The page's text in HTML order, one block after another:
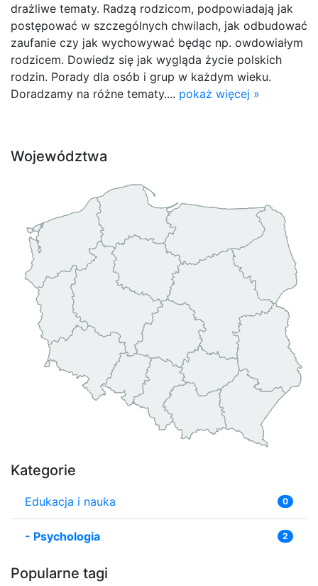
drażliwe tematy. Radzą rodzicom, podpowiadają jak
postępować w szczególnych chwilach, jak odbudować
zaufanie czy jak wychowywać będąc np. owdowiałym
rodzicem. Dowiedz się jak wygląda życie polskich
rodzin. Porady dla osób i grup w każdym wieku.
Doradzamy na różne tematy.... pokaż więcej »
Województwa
Kategorie
Edukacja i nauka 0
- Psychologia 2
Popularne tagi